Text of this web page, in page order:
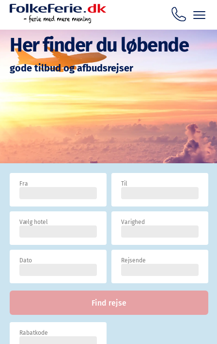
Her finder du løbende
gode tilbud og afbudsrejser
Fra Til
Vælg hotel Varighed
Dato Rejsende
Rabatkode
Find rejse